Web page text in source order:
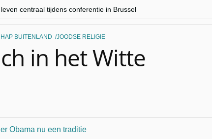
centraal tijdens conferentie in Brussel
minderheden begrijpt”, Jinnih Beels (Vooruit)
van Oost-Europa
BUITENLAND JOODSE RELIGIE
in het Witte